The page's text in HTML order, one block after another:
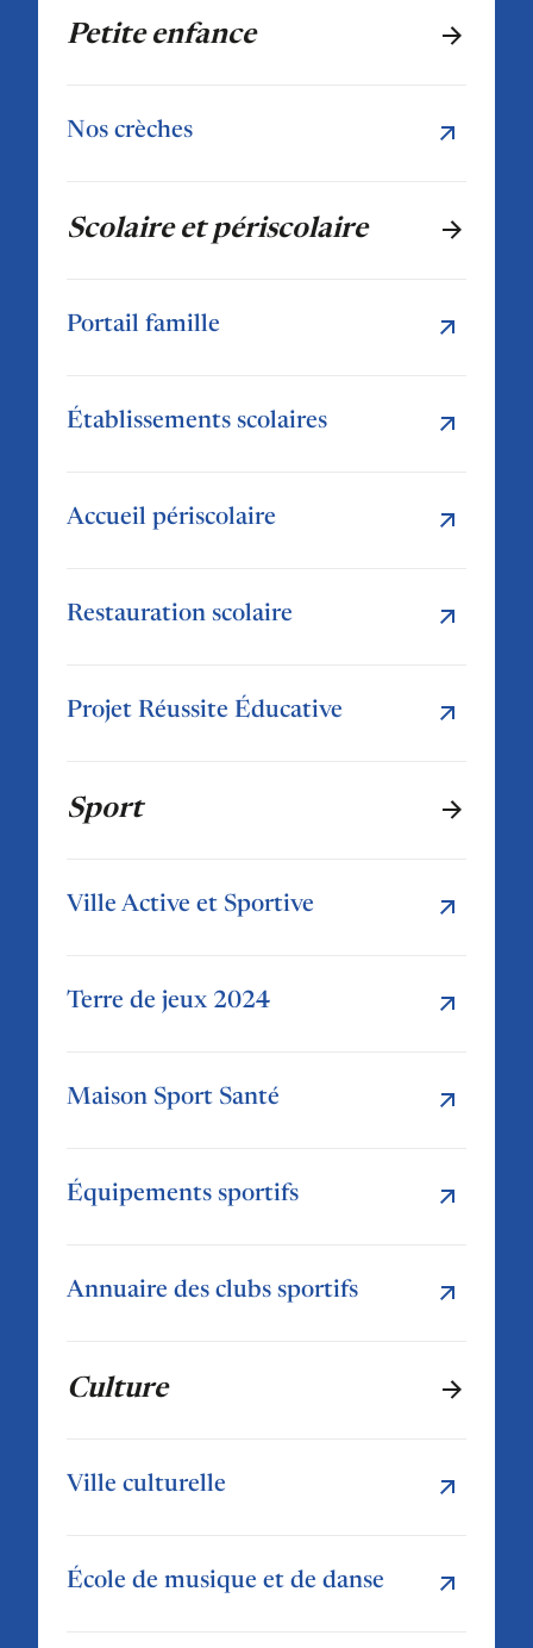
Petite enfance
Nos crèches
Scolaire et périscolaire
Portail famille
Établissements scolaires
Accueil périscolaire
Restauration scolaire
Projet Réussite Éducative
Sport
Ville Active et Sportive
Terre de jeux 2024
Maison Sport Santé
Équipements sportifs
Annuaire des clubs sportifs
Culture
Ville culturelle
École de musique et de danse